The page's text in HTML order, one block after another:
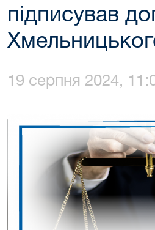
підписував
19 серпня 2024,